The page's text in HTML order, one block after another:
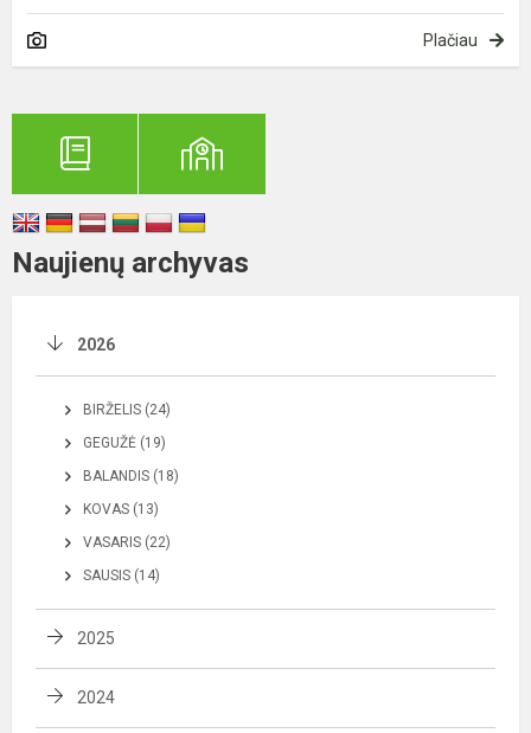
Plačiau
Naujienų archyvas
2026
BIRŽELIS (24)
GEGUŽĖ (19)
BALANDIS (18)
KOVAS (13)
VASARIS (22)
SAUSIS (14)
2025
2024